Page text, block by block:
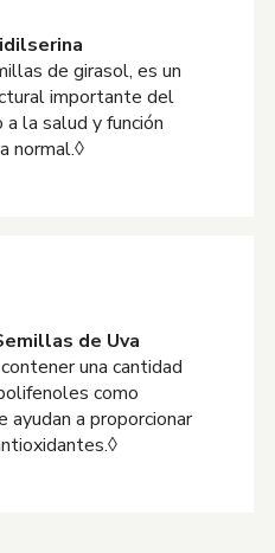
de girasol, es un
importante del
la salud y función
normal.◊
de Uva
una cantidad
como
ayudan a proporcionar